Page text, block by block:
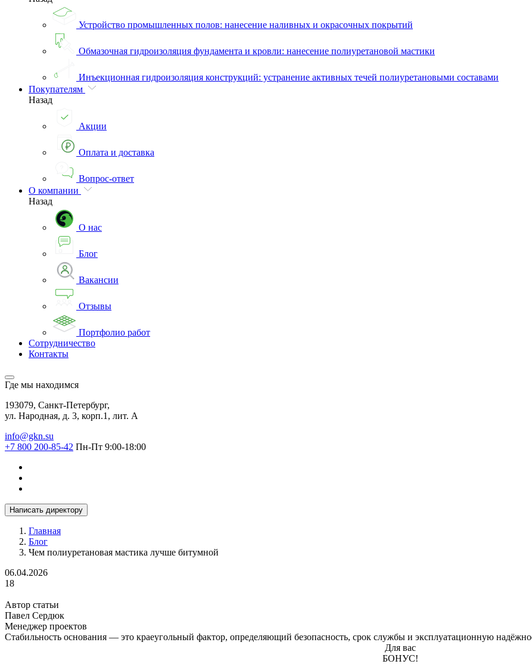
Устройство промышленных полов: нанесение наливных и окрасочных покрытий
Обмазочная гидроизоляция фундамента и кровли: нанесение полиуретановой мастики
Инъекционная гидроизоляция конструкций: устранение активных течей полиуретановыми составами
Покупателям
Назад
Акции
Оплата и доставка
Вопрос-ответ
О компании
Назад
О нас
Блог
Вакансии
Отзывы
Портфолио работ
Сотрудничество
Контакты
Где мы находимся
193079, Санкт-Петербург,
ул. Народная, д. 3, корп.1, лит. А
info@gkn.su
+7 800 200-85-42 Пн-Пт 9:00-18:00
Написать директору
Главная
Блог
Чем полиуретановая мастика лучше битумной
06.04.2026
18
Автор статьи
Павел Сердюк
Менеджер проектов
Стабильность основания — это краеугольный фактор, определяющий безопасность, срок службы и эксплуатационную
Для вас
БОНУС!